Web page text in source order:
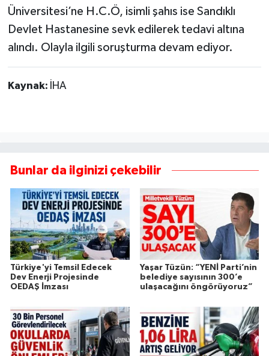
Üniversitesi’ne H.C.Ö, isimli şahıs ise Sandıklı
Devlet Hastanesine sevk edilerek tedavi altına
alındı. Olayla ilgili soruşturma devam ediyor.
Kaynak: İHA
Bunlar da ilginizi çekebilir
Türkiye'yi Temsil Edecek
Dev Enerji Projesinde
OEDAŞ İmzası
Yaşar Tüzün: “YENİ Parti’nin
belediye sayısının 300’e
ulaşacağını öngörüyoruz”